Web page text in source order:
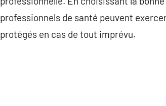
professionnels de santé peuvent
protégés en cas de tout imprévu.